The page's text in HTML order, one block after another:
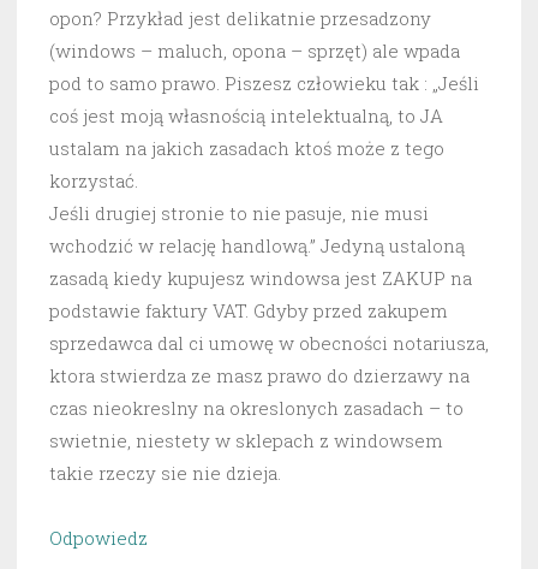
opon? Przykład jest delikatnie przesadzony
(windows – maluch, opona – sprzęt) ale wpada
pod to samo prawo. Piszesz człowieku tak : „Jeśli
coś jest moją własnością intelektualną, to JA
ustalam na jakich zasadach ktoś może z tego
korzystać.
Jeśli drugiej stronie to nie pasuje, nie musi
wchodzić w relację handlową.” Jedyną ustaloną
zasadą kiedy kupujesz windowsa jest ZAKUP na
podstawie faktury VAT. Gdyby przed zakupem
sprzedawca dal ci umowę w obecności notariusza,
ktora stwierdza ze masz prawo do dzierzawy na
czas nieokreslny na okreslonych zasadach – to
swietnie, niestety w sklepach z windowsem
takie rzeczy sie nie dzieja.
Odpowiedz